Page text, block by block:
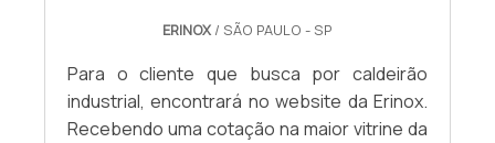
ERINOX / SÃO PAULO - SP
Para o cliente que busca por caldeirão
industrial, encontrará no website da Erinox.
Recebendo uma cotação na maior vitrine da